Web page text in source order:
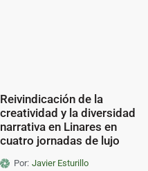
Reivindicación de la
creatividad y la diversidad
narrativa en Linares en
cuatro jornadas de lujo
Por: Javier Esturillo